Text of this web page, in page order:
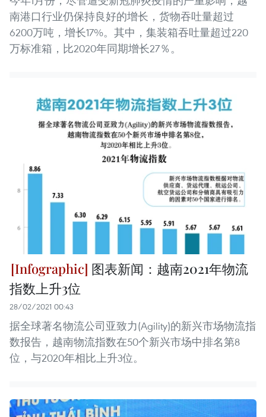
南港口行业仍保持良好的增长，货物吞吐量超过
6200万吨，增长17%。其中，集装箱吞吐量超过220
万标准箱，比2020年同期增长27％。
图表新闻：越南2021年物流
指数上升3位
28/02/2021 00:43
据全球著名物流公司亚致力(Agility)的新兴市场物流指
数报告，越南物流指数在50个新兴市场中排名第8
位，与2020年相比上升3位。